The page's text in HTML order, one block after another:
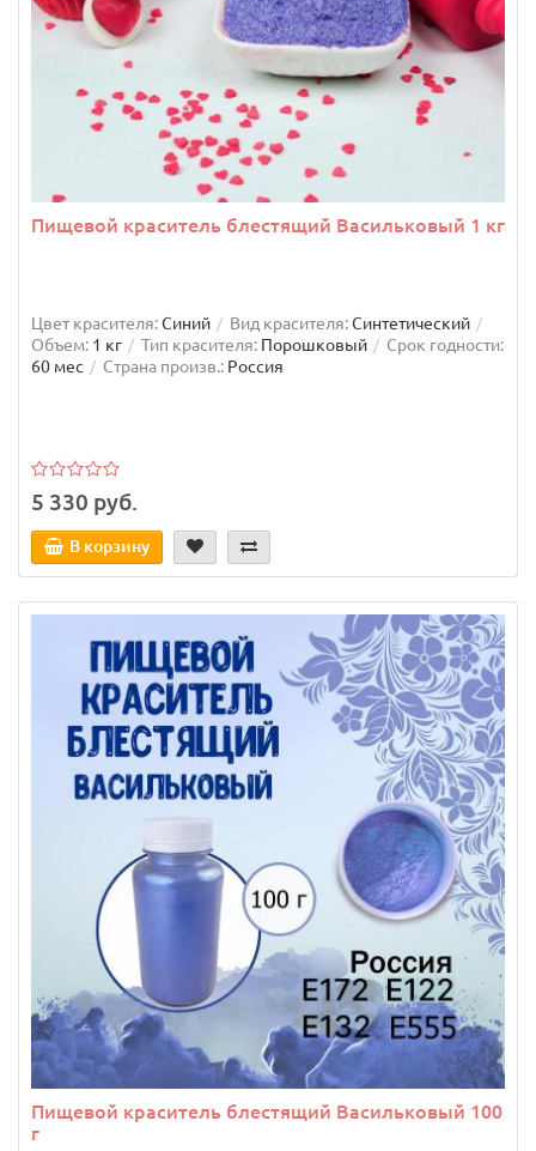
Пищевой краситель блестящий Васильковый 1 кг
Цвет красителя:Синий Вид красителя:Синтетический
Объем: 1 кг Тип красителя: Порошковый
Срок годности:
60 мес
Страна произв.: Россия
5 330 руб.
В корзину
Пищевой краситель блестящий Васильковый 100
г